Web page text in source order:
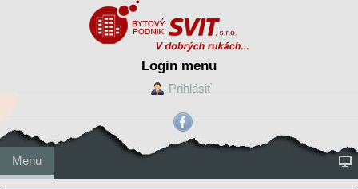
Login menu
Prihlásiť
Menu